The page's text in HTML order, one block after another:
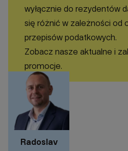
wyłącznie do rezydentów
się różnić w zależności od
przepisów podatkowych.
Zobacz nasze aktualne i
promocje.
Radoslav